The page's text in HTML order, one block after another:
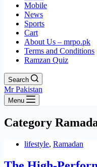
Mobile
News
Sports
Cart
About Us – mrpo.pk
Terms and Conditions
Ramzan Quiz
Search
Mr Pakistan
Menu
Category
lifestyle, Ramadan